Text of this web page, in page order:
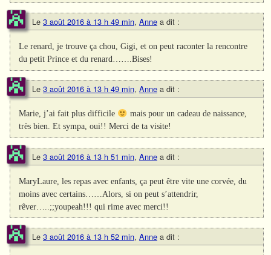
Le 3 août 2016 à 13 h 49 min, Anne a dit :
Le renard, je trouve ça chou, Gigi, et on peut raconter la rencontre
du petit Prince et du renard…….Bises!
Le 3 août 2016 à 13 h 49 min, Anne a dit :
Marie, j’ai fait plus difficile
mais pour un cadeau de naissance,
très bien. Et sympa, oui!! Merci de ta visite!
Le 3 août 2016 à 13 h 51 min, Anne a dit :
MaryLaure, les repas avec enfants, ça peut être vite une corvée, du
moins avec certains……Alors, si on peut s’attendrir,
rêver…..;;youpeah!!! qui rime avec merci!!
Le 3 août 2016 à 13 h 52 min, Anne a dit :